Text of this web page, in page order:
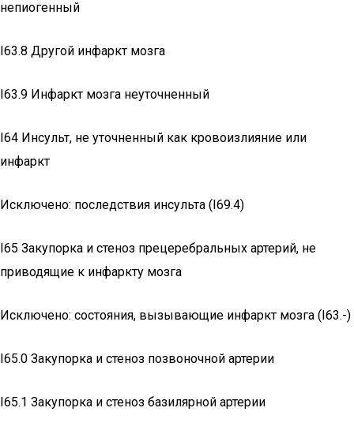
непиогенный
I63.8 Другой инфаркт мозга
I63.9 Инфаркт мозга неуточненный
I64 Инсульт, не уточненный как кровоизлияние или
инфаркт
Исключено: последствия инсульта (I69.4)
I65 Закупорка и стеноз прецеребральных артерий, не
приводящие к инфаркту мозга
Исключено: состояния, вызывающие инфаркт мозга (I63.-)
I65.0 Закупорка и стеноз позвоночной артерии
I65.1 Закупорка и стеноз базилярной артерии